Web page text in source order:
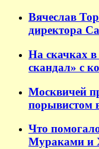
Вячеслав
директора
На скачках
скандал» с
Москвичей
порывистом
Что
Мураками и